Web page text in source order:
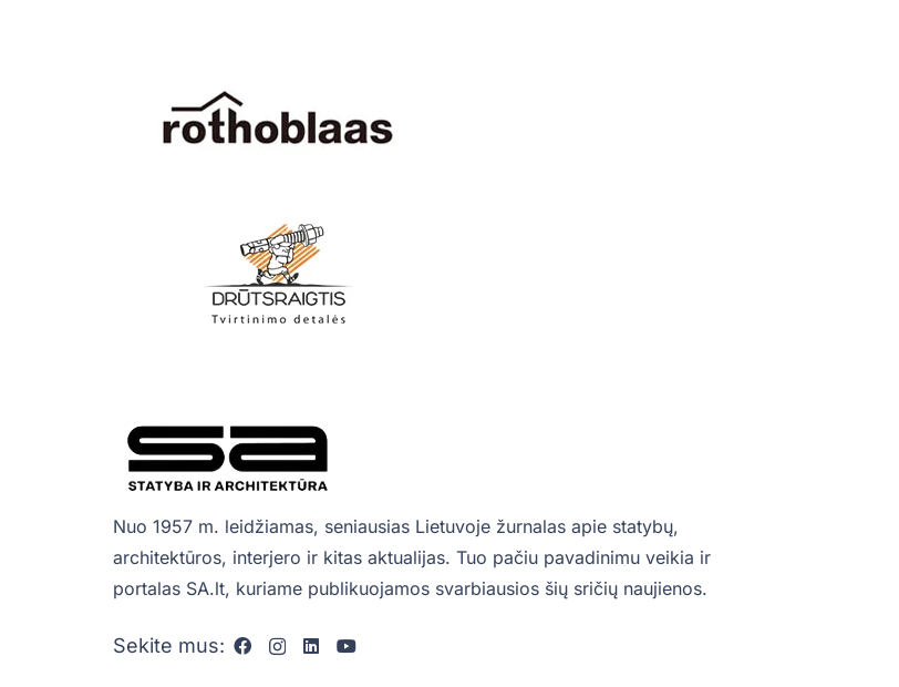
Nuo 1957 m. leidžiamas, seniausias Lietuvoje žurnalas apie statybų,
architektūros, interjero ir kitas aktualijas. Tuo pačiu pavadinimu veikia ir
portalas SA.lt, kuriame publikuojamos svarbiausios šių sričių naujienos.
Sekite mus: